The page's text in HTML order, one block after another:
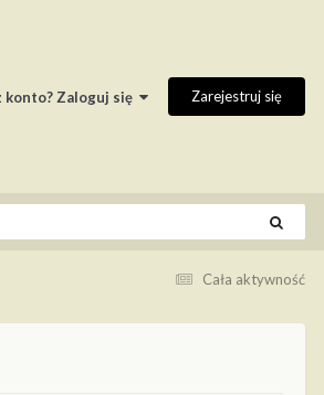
konto? Zaloguj się Zarejestruj się
Cała aktywność